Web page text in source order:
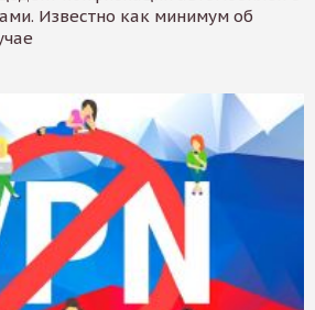
Известно как минимум об